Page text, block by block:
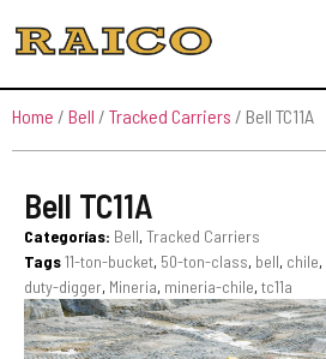
Home / Bell / Tracked Carriers / Bell TC11A
Bell TC11A
Categorías: Bell, Tracked Carriers
Tags11-ton-bucket, 50-ton-class, bell, chile,
duty-digger, Mineria, mineria-chile, tc11a